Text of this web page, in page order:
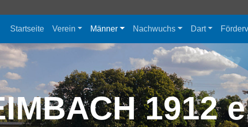
Startseite Verein Männer Nachwuchs Dart
1912